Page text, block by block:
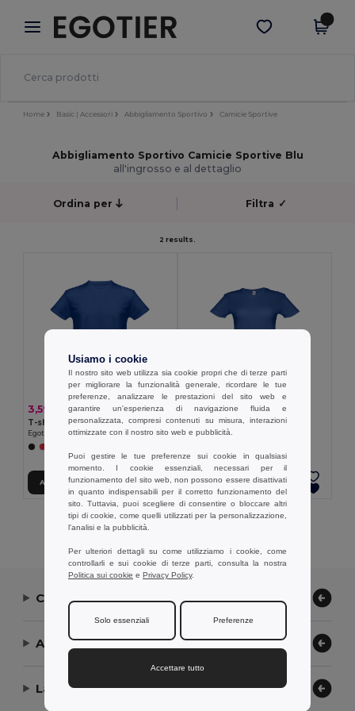
× App Egotier
Prezzi migliori sull'app!
Scarica app
Home Basic | Accessori Abbigliamento Sportivo Camicie Sportive
Abbigliamento Sportivo Camicie Sportive Blu
all'ingrosso e al dettaglio
Ordina per Filtra ✓
2 results.
3,59 €
T-shirt tecnica da uomo
Egotier 30127
Aggiungi al carrello
3,25 €
T-shirt tecnica da donna
Egotier 30128
Aggiungi al carrello
Visualizzazione Di Tutti I Prodotti.
Contattaci
Aiuto or Assistenza
La nostra azienda
Usiamo i cookie
Il nostro sito web utilizza sia cookie propri che di terze parti
per migliorare la funzionalità generale, ricordare le tue
preferenze, analizzare le prestazioni del sito web e
garantire un'esperienza di navigazione fluida e
personalizzata, compresi contenuti su misura, interazioni
ottimizzate con il nostro sito web e pubblicità.
Puoi gestire le tue preferenze sui cookie in qualsiasi
momento. I cookie essenziali, necessari per il
funzionamento del sito web, non possono essere disattivati
in quanto indispensabili per il corretto funzionamento del
sito. Tuttavia, puoi scegliere di consentire o bloccare altri
tipi di cookie, come quelli utilizzati per la personalizzazione,
l'analisi e la pubblicità.
Per ulteriori dettagli su come utilizziamo i cookie, come
controllarli e sui cookie di terze parti, consulta la nostra
Politica sui cookie e Privacy Policy.
Solo essenziali Preferenze
Accettare tutto